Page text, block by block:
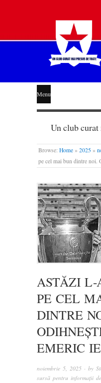
STEAUA
LIBERĂ
Menu
Un club curat
Browse: Home » 2025 »
pe cel mai bun dintre noi.
ASTĂZI L-
PE CEL
DINTRE
EMERIC
noiembrie 5, 2025 · by
sursă pentru informații